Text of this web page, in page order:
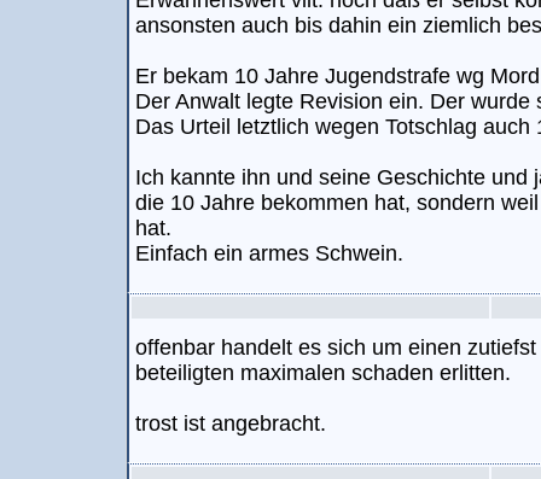
ansonsten auch bis dahin ein ziemlich
Er bekam 10 Jahre Jugendstrafe wg
Der Anwalt legte Revision ein. Der wurde
Das Urteil letztlich wegen Totschlag auch
Ich kannte ihn und seine Geschichte und
die 10 Jahre bekommen hat, sondern
hat.
Einfach ein armes Schwein.
offenbar handelt es sich um einen
beteiligten maximalen schaden erlitten.
trost ist angebracht.